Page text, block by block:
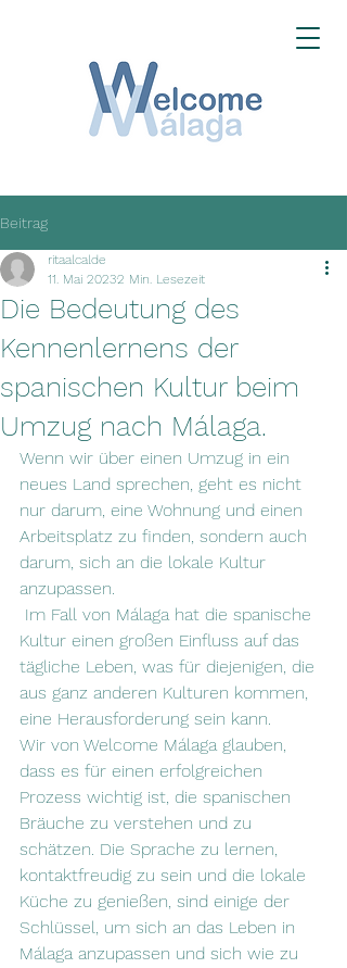
Beitrag
Die Bedeutung des
Kennenlernens der
spanischen Kultur beim
Umzug nach Málaga.
ritaalcalde
11. Mai 20232 Min. Lesezeit
Wenn wir über einen Umzug in ein
neues Land sprechen, geht es nicht
nur darum, eine Wohnung und einen
Arbeitsplatz zu finden, sondern auch
darum, sich an die lokale Kultur
anzupassen.
Kultur einen großen Einfluss auf das
tägliche Leben, was für diejenigen, die
aus ganz anderen Kulturen kommen,
eine Herausforderung sein kann.
Wir von Welcome Málaga glauben,
dass es für einen erfolgreichen
Prozess wichtig ist, die spanischen
Bräuche zu verstehen und zu
schätzen. Die Sprache zu lernen,
kontaktfreudig zu sein und die lokale
Küche zu genießen, sind einige der
Schlüssel, um sich an das Leben in
Málaga anzupassen und sich wie zu